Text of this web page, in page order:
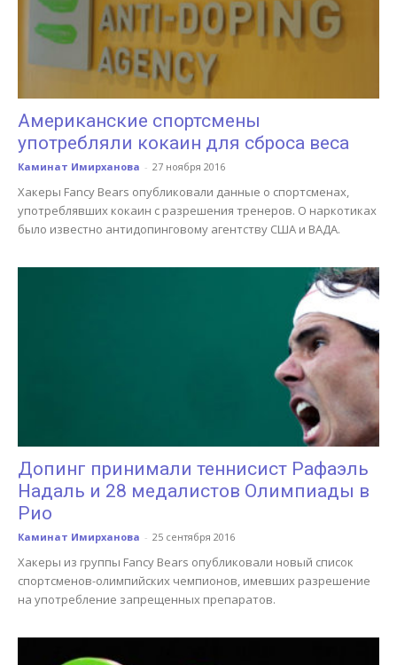
Американские спортсмены
употребляли кокаин для сброса веса
Каминат Имирханова - 27 ноября 2016
Хакеры Fancy Bears опубликовали данные о спортсменах,
употреблявших кокаин с разрешения тренеров. О наркотиках
было известно антидопинговому агентству США и ВАДА.
Допинг принимали теннисист Рафаэль
Надаль и 28 медалистов Олимпиады в
Рио
Каминат Имирханова - 25 сентября 2016
Хакеры из группы Fancy Bears опубликовали новый список
спортсменов-олимпийских чемпионов, имевших разрешение
на употребление запрещенных препаратов.